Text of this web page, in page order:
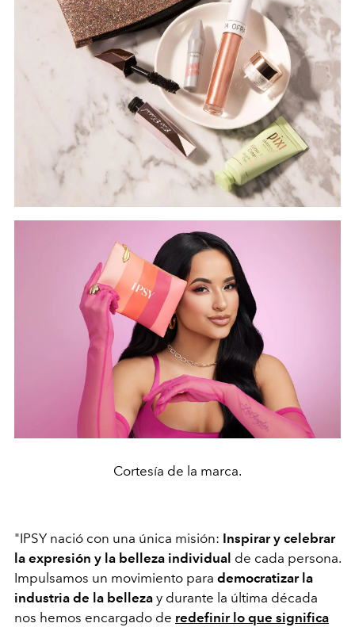
Cortesía de la marca.
"IPSY nació con una única misión: Inspirar y celebrar
la expresión y la belleza individual de cada persona.
Impulsamos un movimiento para democratizar la
industria de la belleza y durante la última década
nos hemos encargado de redefinir lo que significa